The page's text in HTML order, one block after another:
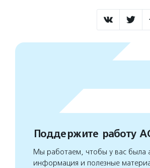
Поддержите работу
Мы работаем, чтобы у вас была
информация и полезные